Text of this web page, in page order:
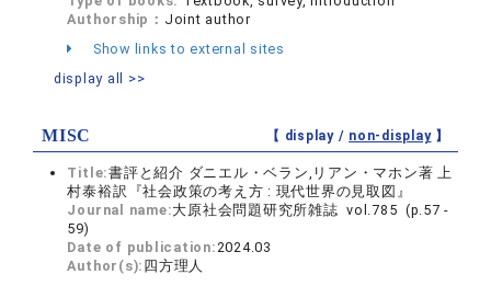
Authorship： Joint author
Show links to external sites
display all >>
MISC 【 display / non-display】
Title:書評と紹介 ダニエル・ベラン,リアン・マホン著 上
村泰裕訳『社会政策の考え方 : 現代世界の見取図』
Journal name:大原社会問題研究所雑誌 vol.785 (p.57 -
59)
Date of publication:2024.03
Author(s): 四方理人